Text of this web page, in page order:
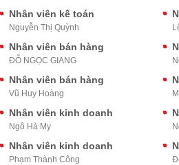
Nhân viên kế toán
Nguyễn Thị Quỳnh
Nhân viên bán hàng
ĐỖ NGỌC GIANG
Nhân viên bán hàng
Vũ Huy Hoàng
Nhân viên kinh doanh
Ngô Hà My
Nhân viên kinh doanh
Phạm Thành Công